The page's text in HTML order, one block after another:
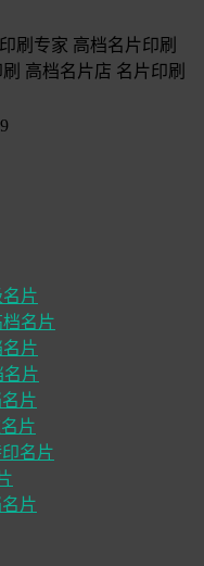
刷专家 高档名片印刷
高档名片店 名片印刷
片
名片
片
名片
片
片
名片
片